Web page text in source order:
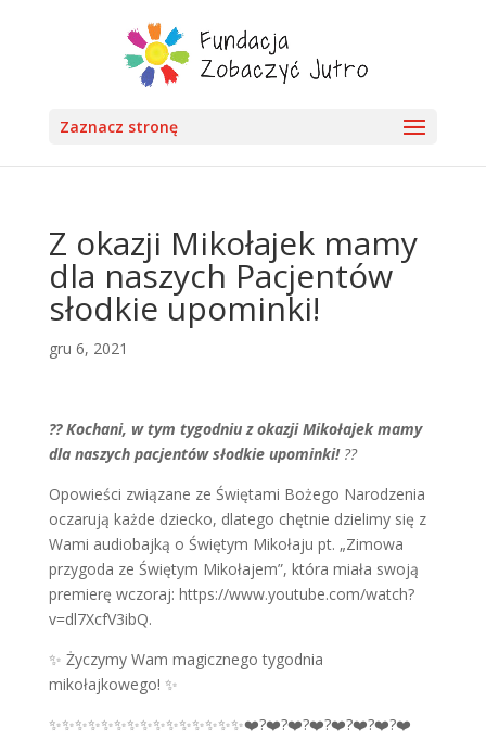
Zaznacz stronę
Z okazji Mikołajek mamy
dla naszych Pacjentów
słodkie upominki!
gru 6, 2021
?? Kochani, w tym tygodniu z okazji Mikołajek mamy
dla naszych pacjentów słodkie upominki!??
Opowieści związane ze Świętami Bożego Narodzenia
oczarują każde dziecko, dlatego chętnie dzielimy się z
Wami audiobajką o Świętym Mikołaju pt. „Zimowa
przygoda ze Świętym Mikołajem”, która miała swoją
premierę wczoraj: https://www.youtube.com/watch?
v=dl7XcfV3ibQ.
✨ Życzymy Wam magicznego tygodnia
mikołajkowego! ✨
✨✨✨✨✨✨✨✨✨✨✨✨✨✨✨❤️?❤️?❤️?❤️?❤️?❤️?❤️?❤️